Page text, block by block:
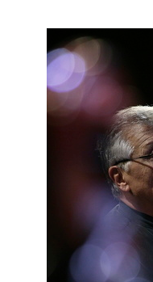
2017
2016
2015
2013